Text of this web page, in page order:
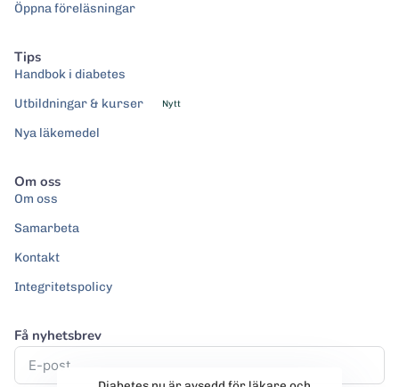
Öppna föreläsningar
Tips
Handbok i diabetes
Utbildningar & kurser
Nytt
Nya läkemedel
Om oss
Om oss
Samarbeta
Kontakt
Integritetspolicy
Få nyhetsbrev